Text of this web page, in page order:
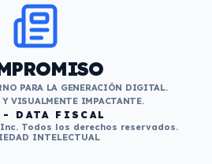
PARA LA GENERACIÓN DIGITAL.
VISUALMENTE IMPACTANTE.
DATA FISCAL
Todos los derechos reservados.
INTELECTUAL